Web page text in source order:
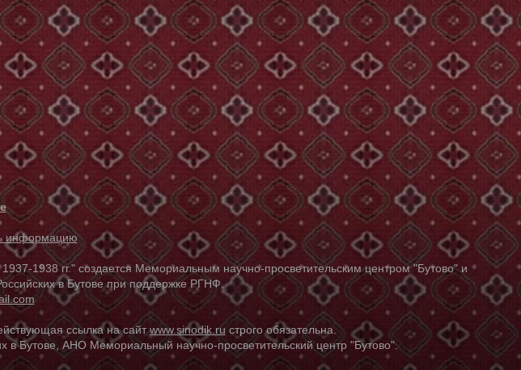
информацию
гг." создается Мемориальным научно-просветительским центром "Бутово" и
в Бутове при поддержке РГНФ.
ссылка на сайтwww.sinodik.ru строго обязательна.
Бутове, АНО Мемориальный научно-просветительский центр "Бутово".